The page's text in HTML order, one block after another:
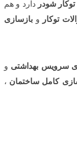
شودر دارد و هم
توکار و بازسازی
سرویس بهداشتی و
کامل ساختمان ،